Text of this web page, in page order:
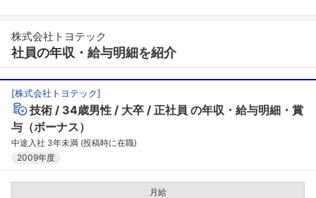
株式会社トヨテック
社員の年収・給与明細を紹介
[株式会社トヨテック]
技術 34歳男性 大卒 正社員 の年収・給与明細・賞
与（ボーナス）
中途入社 3年未満 (投稿時に在職)
2009年度
月給